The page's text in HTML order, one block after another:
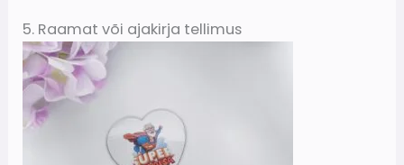
5. Raamat või ajakirja tellimus